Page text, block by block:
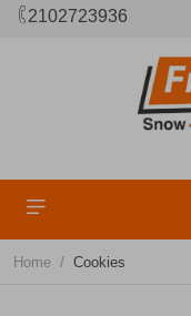
2102723936
Home / Cookies